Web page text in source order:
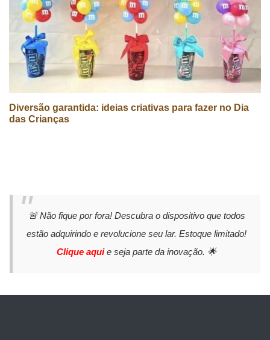
Diversão garantida: ideias criativas para fazer no Dia
das Crianças
🚨 Não fique por fora! Descubra o dispositivo que todos
estão adquirindo e revolucione seu lar. Estoque limitado!
Clique aquie seja parte da inovação. 🌟